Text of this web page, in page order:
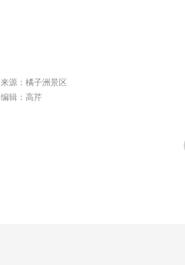
来源：橘子洲景区
编辑：高芹